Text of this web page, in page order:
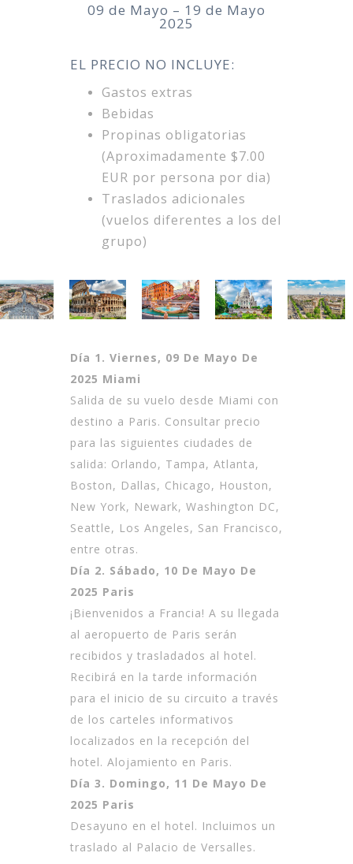
09 de Mayo – 19 de Mayo
2025
​​​EL PRECIO NO INCLUYE:
Gastos extras
Bebidas
Propinas obligatorias
(Aproximadamente $7.00
EUR por persona por dia)
Traslados adicionales
(vuelos diferentes a los del
grupo)
Día 1. Viernes, 09 De Mayo De
2025 Miami
Salida de su vuelo desde Miami con
destino a Paris. Consultar precio
para las siguientes ciudades de
salida: Orlando, Tampa, Atlanta,
Boston, Dallas, Chicago, Houston,
New York, Newark, Washington DC,
Seattle, Los Angeles, San Francisco,
entre otras.
Día 2. Sábado, 10 De Mayo De
2025 Paris
¡Bienvenidos a Francia! A su llegada
al aeropuerto de Paris serán
recibidos y trasladados al hotel.
Recibirá en la tarde información
para el inicio de su circuito a través
de los carteles informativos
localizados en la recepción del
hotel. Alojamiento en Paris.
Día 3. Domingo, 11 De Mayo De
2025 Paris
Desayuno en el hotel. Incluimos un
traslado al Palacio de Versalles.